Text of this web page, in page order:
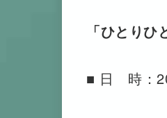
「ひとり
■ 日 時：